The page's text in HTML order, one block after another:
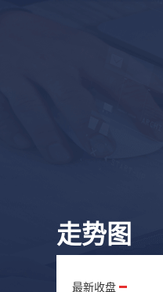
走势图
最新收盘